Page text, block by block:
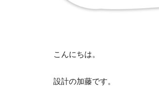
こんにちは。
設計の加藤です。